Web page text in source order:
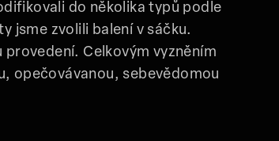
do několika typů podle
jsme zvolili balení v sáčku.
Celkovým vyzněním
opečovávanou, sebevědomou